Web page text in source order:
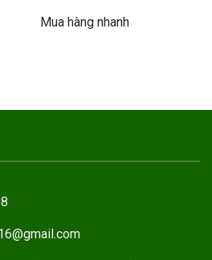
500.000VND.
1.350.000VND.
Mua hàng nhanh